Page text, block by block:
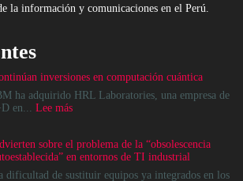
la información y comunicaciones en el Perú.
inversiones en computación cuántica
ha adquirido HRL Laboratories, una empresa de
en... Lee más:
en
computación
cuántica
sobre el problema de la “obsolescencia
en entornos de TI industrial
dificultad de sustituir equipos ya integrados en los